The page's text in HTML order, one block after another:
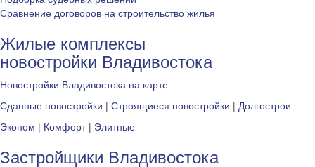
Сравнение договоров на строительство жилья
Жилые комплексы
новостройки Владивостока
Новостройки Владивостока на карте
Сданные новостройки | Строящиеся новостройки | Долгострои
Эконом | Комфорт| Элитные
Застройщики Владивостока